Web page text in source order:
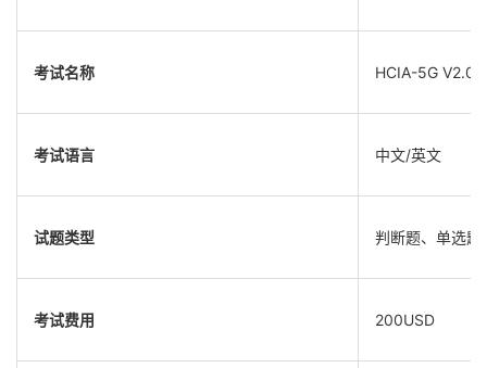
考试名称 HCIA-5G V2.0
考试语言 中文/英文
试题类型 判断题、单选题
考试费用 200USD